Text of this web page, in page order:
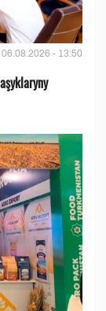
06.08.2026 - 13:50